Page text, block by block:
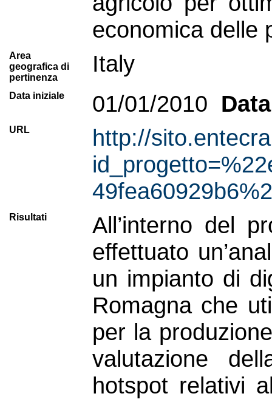
economica delle
Area
geografica di
pertinenza
Italy
Data iniziale 01/01/2010
URL
http://
Risultati
All’interno del
effettuato
un impianto di
Romagna che
per la
valutazione
hotspot relativi